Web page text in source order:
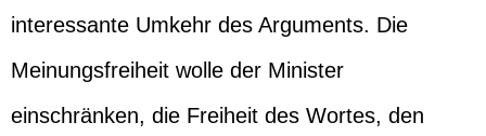
interessante Umkehr des Arguments. Die
Meinungsfreiheit wolle der Minister
einschränken, die Freiheit des Wortes, den